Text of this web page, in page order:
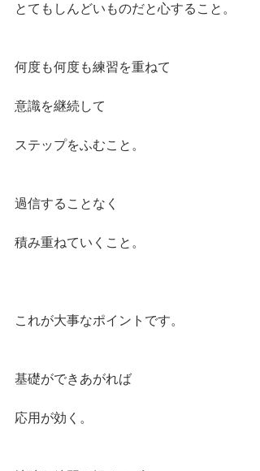
とてもしんどいものだと心すること。
何度も何度も練習を重ねて
意識を継続して
ステップをふむこと。
過信することなく
積み重ねていくこと。
これが大事なポイントです。
基礎ができあがれば
応用が効く。